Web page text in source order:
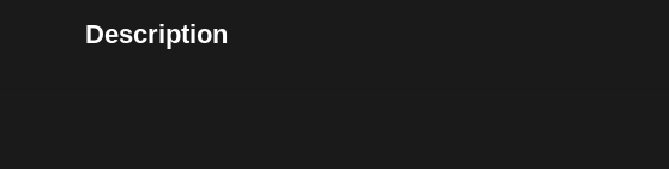
Description